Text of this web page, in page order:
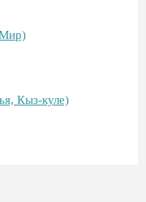
Кыз-куле)